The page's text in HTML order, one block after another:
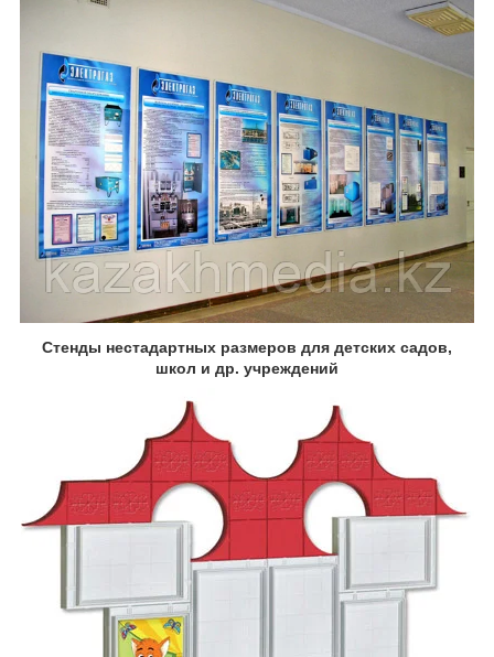
Стенды нестадартных размеров для детских садов,
школ и др. учреждений